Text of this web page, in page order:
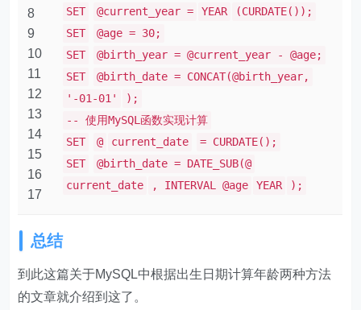
8
9
10
11
12
13
14
15
16
17
SET
@current_year = YEAR
(CURDATE());
SET
@age = 30;
SET
@birth_year = @current_year - @age;
SET
@birth_date = CONCAT(@birth_year,
'-01-01'
);
-- 使用MySQL函数实现计算
SET
@ current_date
= CURDATE();
SET
@birth_date = DATE_SUB(@
current_date
, INTERVAL @age YEAR );
总结
到此这篇关于MySQL中根据出生日期计算年龄两种方法
的文章就介绍到这了。